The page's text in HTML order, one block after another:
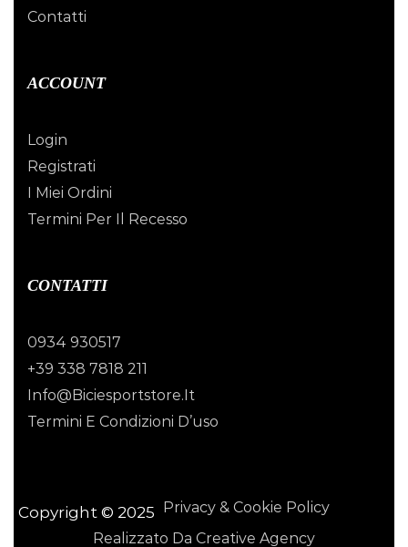
Contatti
ACCOUNT
Login
Registrati
I Miei Ordini
Termini Per Il Recesso
CONTATTI
0934 930517
+39 338 7818 211
Info@biciesportstore.it
Termini E Condizioni D’uso
Copyright © 2025 Privacy & Cookie Policy
Realizzato Da Creative Agency